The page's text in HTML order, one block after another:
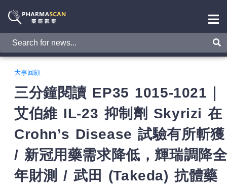
大事回顧
三分鐘閱讀 EP35 1015-1021｜
艾伯維 IL-23 抑制劑 Skyrizi 在
Crohn’s Disease 試驗有所斬獲
/ 新冠用藥需求降低，輝瑞調降全
年財測 / 武田 (Takeda) 抗體藥